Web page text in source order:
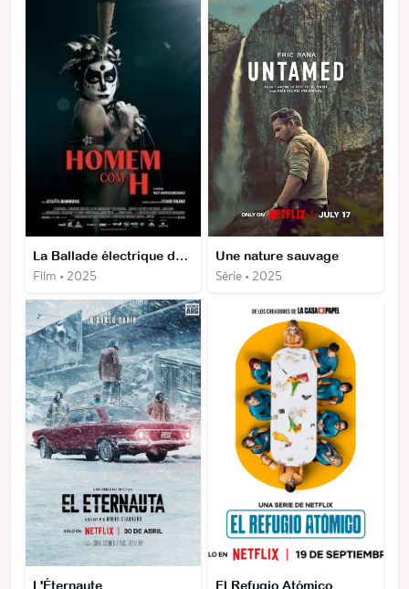
La Ballade électrique de Ney Matogrosso
Film • 2025
Une nature sauvage
Série • 2025
L'Éternaute El Refugio Atómico